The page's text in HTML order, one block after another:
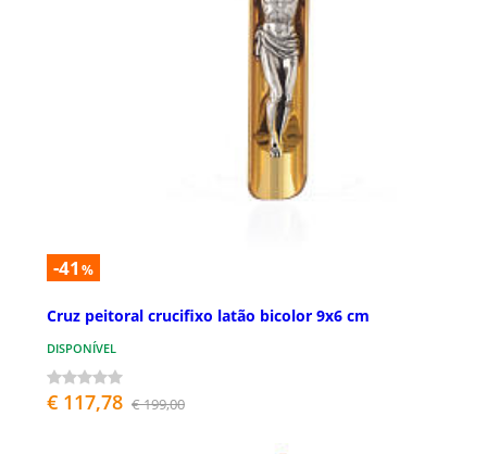
-41 %
Cruz peitoral crucifixo latão bicolor 9x6 cm
DISPONÍVEL
€ 117,78 € 199,00